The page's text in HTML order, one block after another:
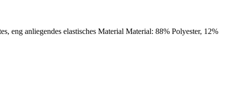
eng anliegendes elastisches Material Material: 88% Polyester, 12%